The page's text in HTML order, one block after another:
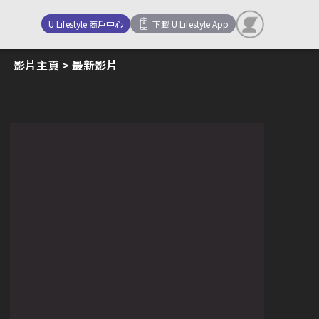
U Lifestyle 商戶中心 下載 U Lifestyle App
影片主頁 > 最新影片